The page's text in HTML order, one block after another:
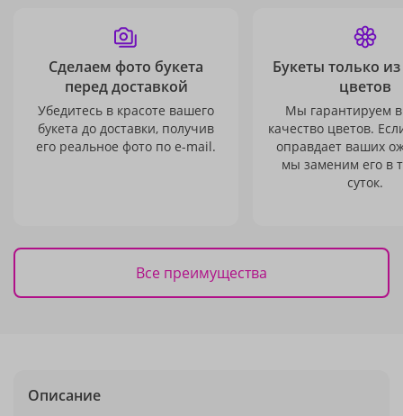
Сделаем фото букета
перед доставкой
Убедитесь в красоте вашего
букета до доставки, получив
его реальное фото по e-mail.
Букеты только
цветов
Мы гарантируем
качество цветов.
оправдает ваших
мы заменим его в
суток.
Все преимущества
Описание